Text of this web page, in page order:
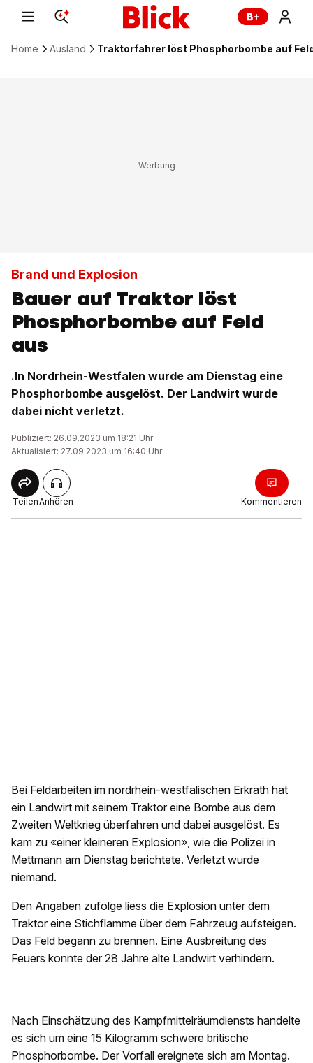
Home Ausland Traktorfahrer löst Phosphorbombe auf
Brand und Explosion
Bauer auf Traktor löst
Phosphorbombe auf Feld
aus
.In Nordrhein-Westfalen wurde am Dienstag eine
Phosphorbombe ausgelöst. Der Landwirt wurde
dabei nicht verletzt.
Publiziert: 26.09.2023 um 18:21 Uhr
Aktualisiert: 27.09.2023 um 16:40 Uhr
TeilenAnhören Kommentieren
Bei Feldarbeiten im nordrhein-westfälischen Erkrath hat
ein Landwirt mit seinem Traktor eine Bombe aus dem
Zweiten Weltkrieg überfahren und dabei ausgelöst. Es
kam zu «einer kleineren Explosion», wie die Polizei in
Mettmann am Dienstag berichtete. Verletzt wurde
niemand.
Den Angaben zufolge liess die Explosion unter dem
Traktor eine Stichflamme über dem Fahrzeug aufsteigen.
Das Feld begann zu brennen. Eine Ausbreitung des
Feuers konnte der 28 Jahre alte Landwirt verhindern.
Nach Einschätzung des Kampfmittelräumdiensts handelte
es sich um eine 15 Kilogramm schwere britische
Phosphorbombe. Der Vorfall ereignete sich am Montag.